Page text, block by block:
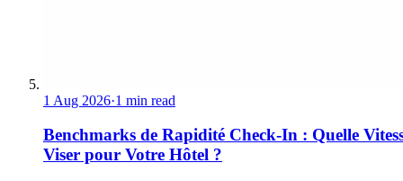
1 Aug 2026·1 min read
Benchmarks de Rapidité Check-In : Quelle
Viser pour Votre Hôtel ?